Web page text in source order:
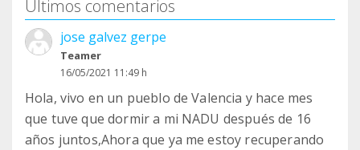
Últimos comentarios
jose galvez gerpe
Teamer
16/05/2021 11:49 h
Hola, vivo en un pueblo de Valencia y hace mes
que tuve que dormir a mi NADU después de 16
años juntos,Ahora que ya me estoy recuperando